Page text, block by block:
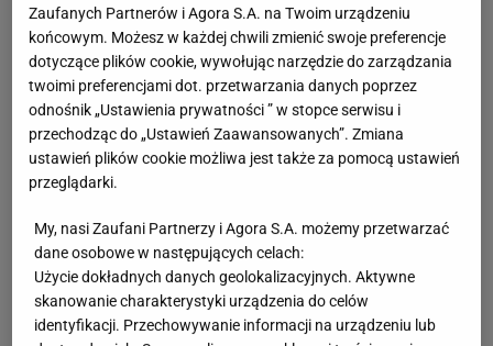
Zaufanych Partnerów i Agora S.A. na Twoim urządzeniu
końcowym. Możesz w każdej chwili zmienić swoje preferencje
dotyczące plików cookie, wywołując narzędzie do zarządzania
twoimi preferencjami dot. przetwarzania danych poprzez
odnośnik „Ustawienia prywatności ” w stopce serwisu i
przechodząc do „Ustawień Zaawansowanych”. Zmiana
ustawień plików cookie możliwa jest także za pomocą ustawień
przeglądarki.
My, nasi Zaufani Partnerzy i Agora S.A. możemy przetwarzać
dane osobowe w następujących celach:
Użycie dokładnych danych geolokalizacyjnych. Aktywne
skanowanie charakterystyki urządzenia do celów
identyfikacji. Przechowywanie informacji na urządzeniu lub